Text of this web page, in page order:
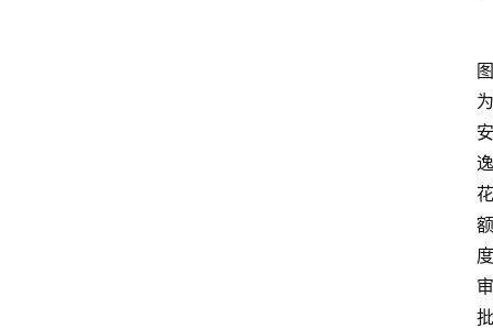
图
为
安
逸
花
额
度
审
批